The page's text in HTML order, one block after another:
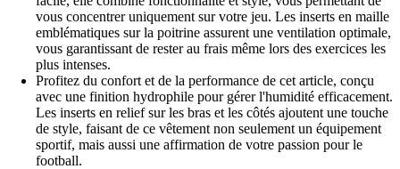
vous concentrer uniquement sur votre jeu. Les inserts en maille
emblématiques sur la poitrine assurent une ventilation optimale,
vous garantissant de rester au frais même lors des exercices les
plus intenses.
Profitez du confort et de la performance de cet article, conçu
avec une finition hydrophile pour gérer l'humidité efficacement.
Les inserts en relief sur les bras et les côtés ajoutent une touche
de style, faisant de ce vêtement non seulement un équipement
sportif, mais aussi une affirmation de votre passion pour le
football.